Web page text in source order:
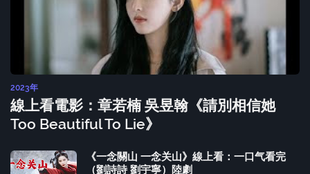
2023年
線上看電影：章若楠 吳昱翰《請別相信她
Too Beautiful To Lie》
《一念關山 一念关山》線上看：一口气看完
（劉詩詩 劉宇寧）陸劇